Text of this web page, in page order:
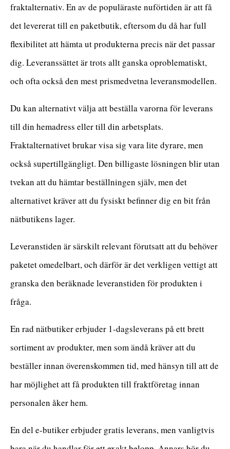
fraktalternativ. En av de populäraste nuförtiden är att få
det levererat till en paketbutik, eftersom du då har full
flexibilitet att hämta ut produkterna precis när det passar
dig. Leveranssättet är trots allt ganska oproblematiskt,
och ofta också den mest prismedvetna leveransmodellen.
Du kan alternativt välja att beställa varorna för leverans
till din hemadress eller till din arbetsplats.
Fraktalternativet brukar visa sig vara lite dyrare, men
också supertillgängligt. Den billigaste lösningen blir utan
tvekan att du hämtar beställningen själv, men det
alternativet kräver att du fysiskt befinner dig en bit från
nätbutikens lager.
Leveranstiden är särskilt relevant förutsatt att du behöver
paketet omedelbart, och därför är det verkligen vettigt att
granska den beräknade leveranstiden för produkten i
fråga.
En rad nätbutiker erbjuder 1-dagsleverans på ett brett
sortiment av produkter, men som ändå kräver att du
beställer innan överenskommen tid, med hänsyn till att de
har möjlighet att få produkten till fraktföretag innan
personalen åker hem.
En del e-butiker erbjuder gratis leverans, men vanligtvis